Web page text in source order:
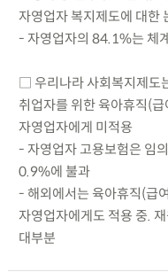
자영업자 복지제도에 대한
- 자영업자의 84.1%는 체
□ 우리나라 사회복지제도
취업자를 위한 육아휴직(
자영업자에게 미적용
- 자영업자 고용보험은 임
0.9%에 불과
- 해외에서는 육아휴직(급
자영업자에게도 적용 중.
대부분